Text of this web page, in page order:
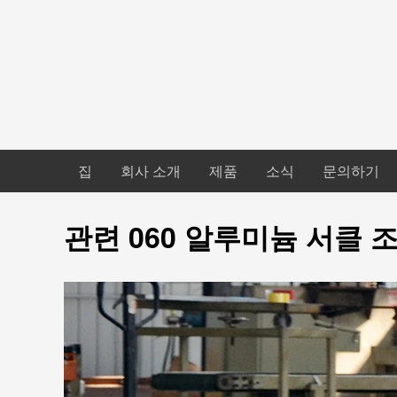
집 회사 소개 제품 소식 문의하기
관련 060 알루미늄 서클